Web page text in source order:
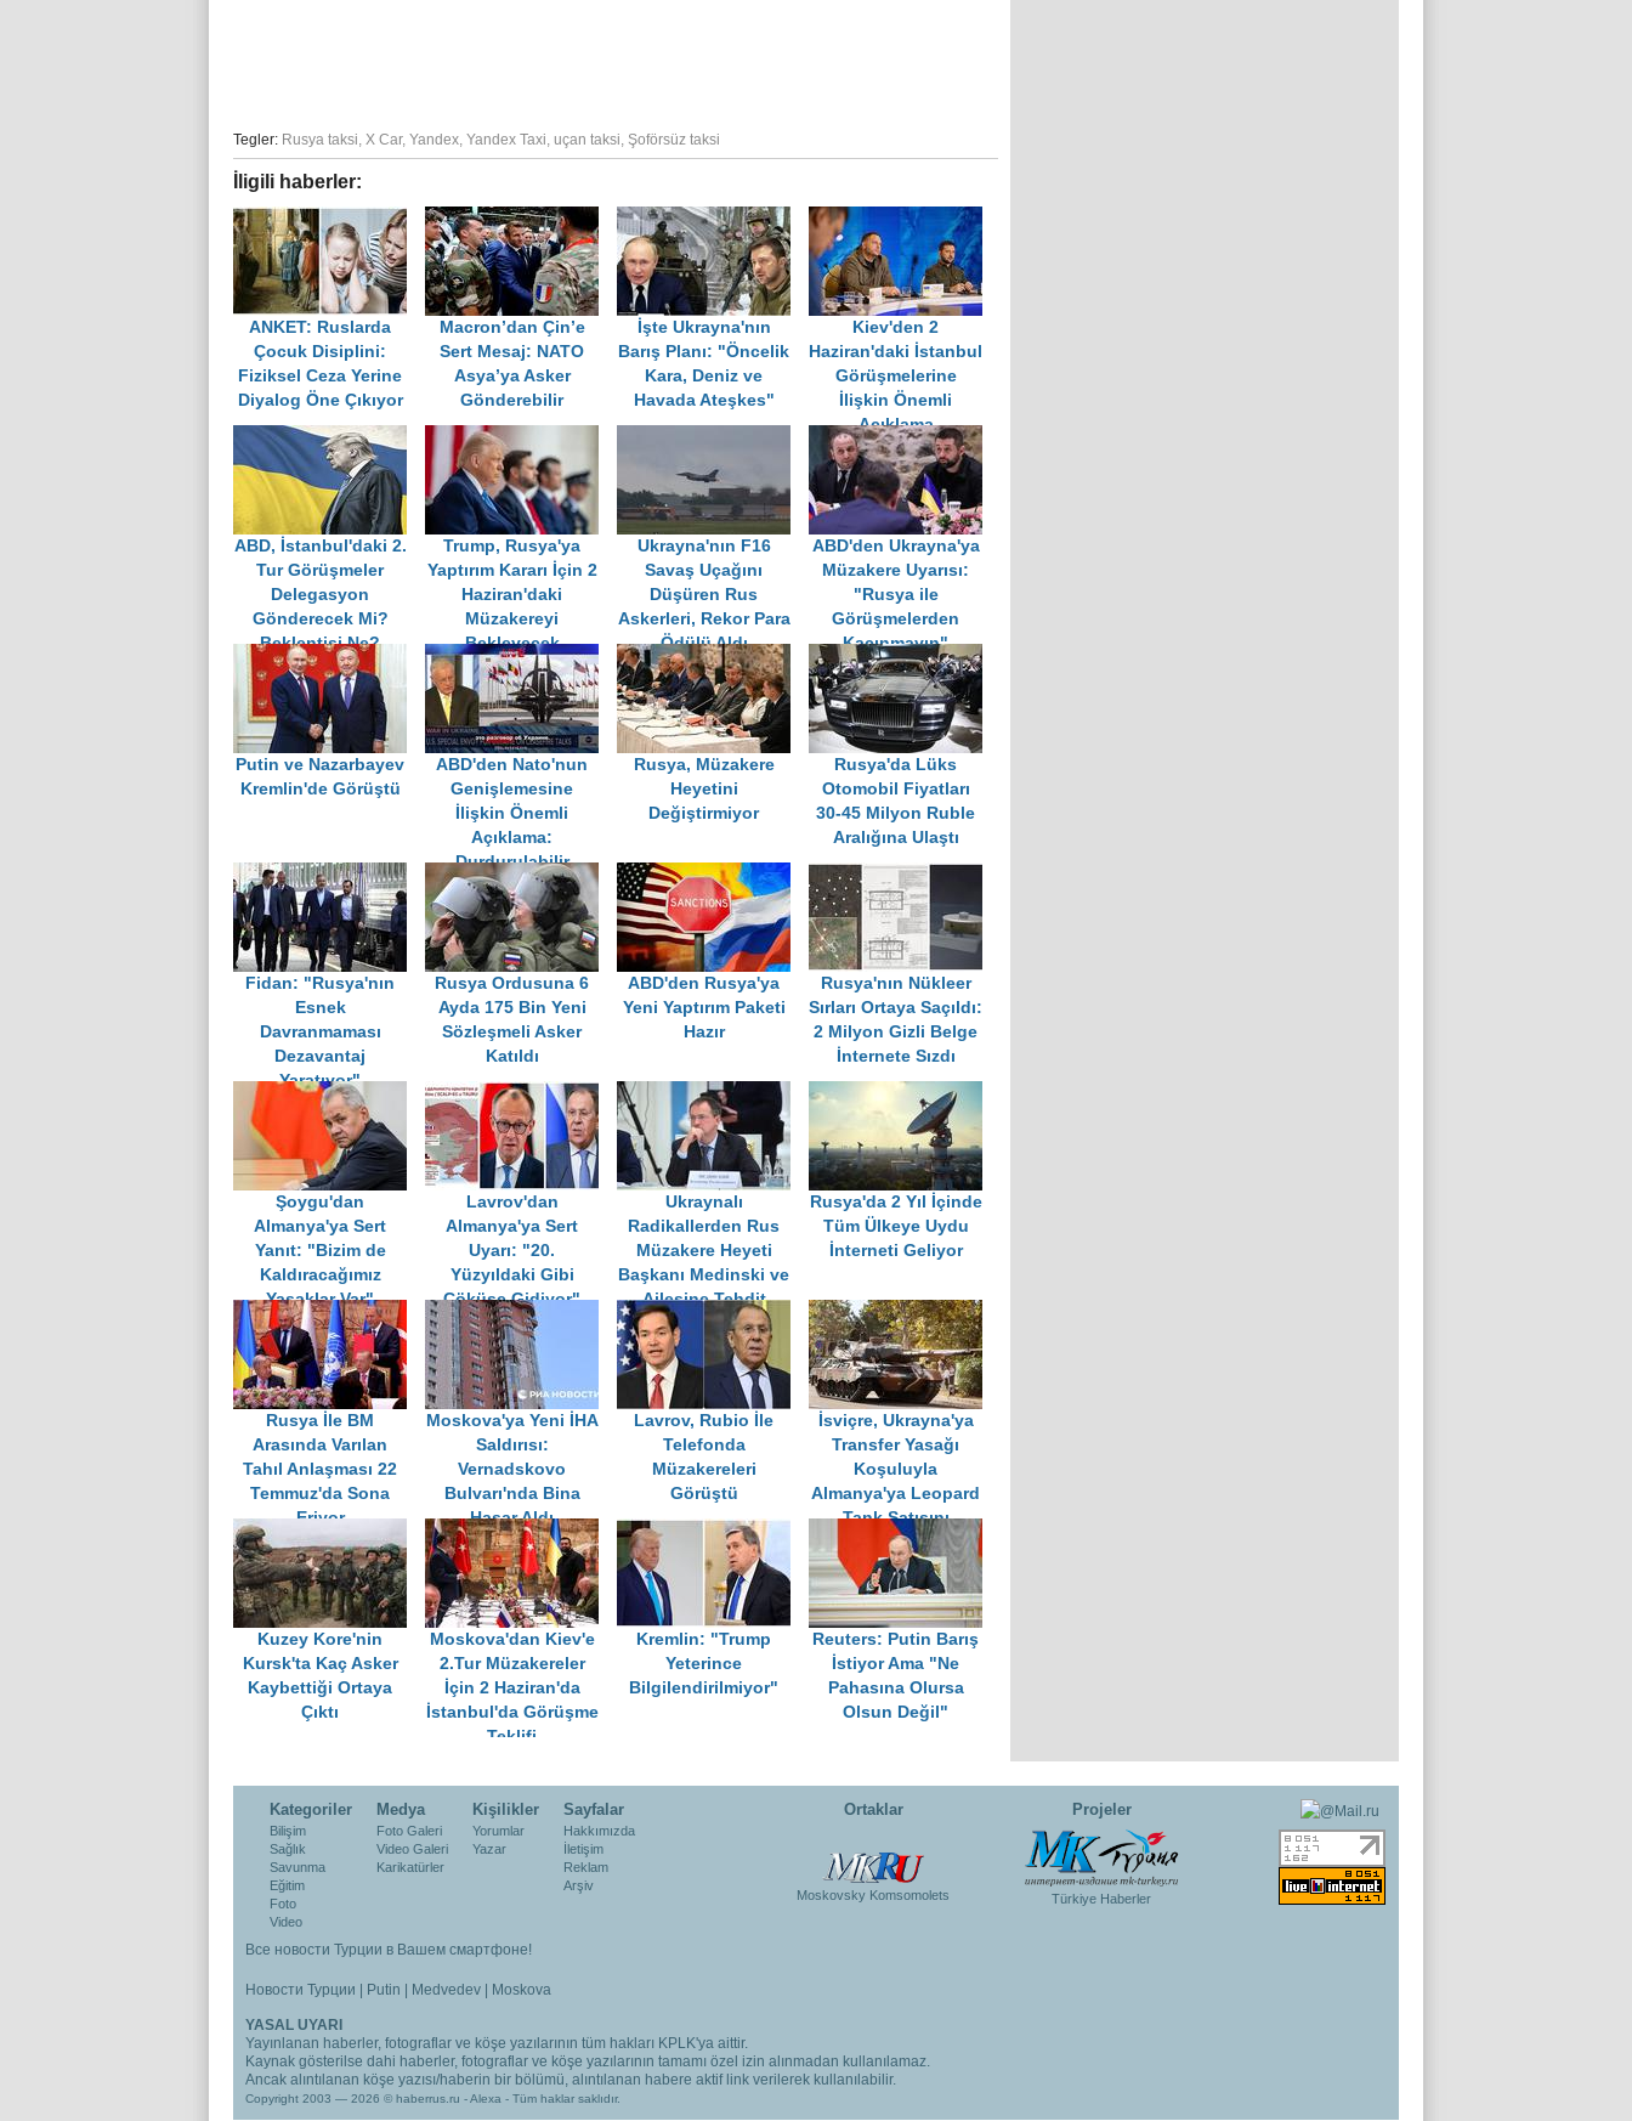
Tegler: Rusya taksi, X Car, Yandex, Yandex Taxi, uçan taksi, Şoförsüz taksi
İligili haberler:
ANKET: Ruslarda
Çocuk Disiplini:
Fiziksel Ceza Yerine
Diyalog Öne Çıkıyor
Macron’dan Çin’e
Sert Mesaj: NATO
Asya’ya Asker
Gönderebilir
İşte Ukrayna'nın
Barış Planı: "Öncelik
Kara, Deniz ve
Havada Ateşkes"
Kiev'den 2
Haziran'daki İstanbul
Görüşmelerine
İlişkin Önemli
Açıklama
ABD, İstanbul'daki 2.
Tur Görüşmeler
Delegasyon
Gönderecek Mi?
Beklentisi Ne?
Trump, Rusya'ya
Yaptırım Kararı İçin 2
Haziran'daki
Müzakereyi
Bekleyecek
Ukrayna'nın F16
Savaş Uçağını
Düşüren Rus
Askerleri, Rekor Para
Ödülü Aldı
ABD'den Ukrayna'ya
Müzakere Uyarısı:
"Rusya ile
Görüşmelerden
Kaçınmayın"
Putin ve Nazarbayev
Kremlin'de Görüştü
ABD'den Nato'nun
Genişlemesine
İlişkin Önemli
Açıklama:
Durdurulabilir
Rusya, Müzakere
Heyetini
Değiştirmiyor
Rusya'da Lüks
Otomobil Fiyatları
30-45 Milyon Ruble
Aralığına Ulaştı
Fidan: "Rusya'nın
Esnek
Davranmaması
Dezavantaj
Yaratıyor"
Rusya Ordusuna 6
Ayda 175 Bin Yeni
Sözleşmeli Asker
Katıldı
ABD'den Rusya'ya
Yeni Yaptırım Paketi
Hazır
Rusya'nın Nükleer
Sırları Ortaya Saçıldı:
2 Milyon Gizli Belge
İnternete Sızdı
Şoygu'dan
Almanya'ya Sert
Yanıt: "Bizim de
Kaldıracağımız
Yasaklar Var"
Lavrov'dan
Almanya'ya Sert
Uyarı: "20.
Yüzyıldaki Gibi
Çöküşe Gidiyor"
Ukraynalı
Radikallerden Rus
Müzakere Heyeti
Başkanı Medinski ve
Ailesine Tehdit
Rusya'da 2 Yıl İçinde
Tüm Ülkeye Uydu
İnterneti Geliyor
Rusya İle BM
Arasında Varılan
Tahıl Anlaşması 22
Temmuz'da Sona
Eriyor
Moskova'ya Yeni İHA
Saldırısı:
Vernadskovo
Bulvarı'nda Bina
Hasar Aldı
Lavrov, Rubio İle
Telefonda
Müzakereleri
Görüştü
İsviçre, Ukrayna'ya
Transfer Yasağı
Koşuluyla
Almanya'ya Leopard
Tank Satışını
Onayladı
Kuzey Kore'nin
Kursk'ta Kaç Asker
Kaybettiği Ortaya
Çıktı
Moskova'dan Kiev'e
2.Tur Müzakereler
İçin 2 Haziran'da
İstanbul'da Görüşme
Teklifi
Kremlin: "Trump
Yeterince
Bilgilendirilmiyor"
Reuters: Putin Barış
İstiyor Ama "Ne
Pahasına Olursa
Olsun Değil"
Kategoriler
Bilişim
Sağlık
Savunma
Eğitim
Foto
Video
Medya
Foto Galeri
Video Galeri
Karikatürler
Kişilikler
Yorumlar
Yazar
Sayfalar
Hakkımızda
İletişim
Reklam
Arşiv
Ortaklar
Moskovsky Komsomolets
Projeler
Türkiye Haberler
Все новости Турции в Вашем смартфоне!
Новости Турции | Putin | Medvedev | Moskova
YASAL UYARI
Yayınlanan haberler, fotograflar ve köşe yazılarının tüm hakları KPLK'ya aittir.
Kaynak gösterilse dahi haberler, fotograflar ve köşe yazılarının tamamı özel izin alınmadan kullanılamaz.
Ancak alıntılanan köşe yazısı/haberin bir bölümü, alıntılanan habere aktif link verilerek kullanılabilir.
Copyright 2003 — 2026 © haberrus.ru -Alexa - Tüm haklar saklıdır.